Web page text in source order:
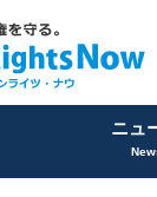
ニュ